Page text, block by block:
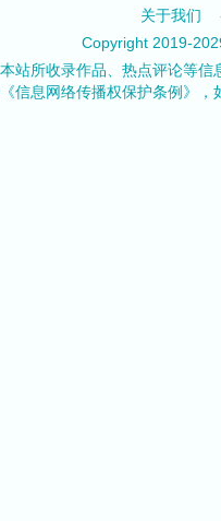
关于我们
Copyright 2019-
本站所收录作品、热点评论等
信息网络传播权保护条例》